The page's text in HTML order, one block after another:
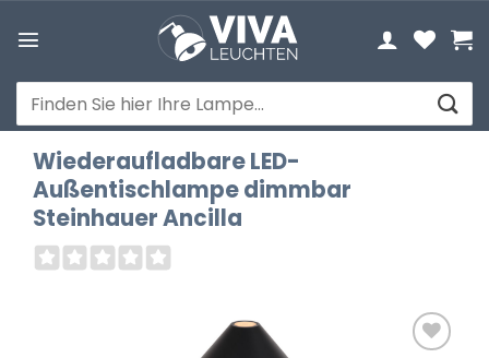
Inhalt
Suchen
nach:
Wiederaufladbare LED-
Außentischlampe dimmbar
Steinhauer Ancilla